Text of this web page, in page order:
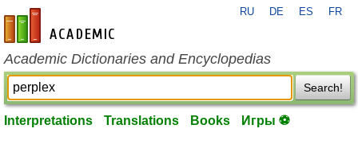
en-academic.com
RU DE ES FR
Academic Dictionaries and Encyclopedias
Search!
Interpretations Translations Books Игры ⚽